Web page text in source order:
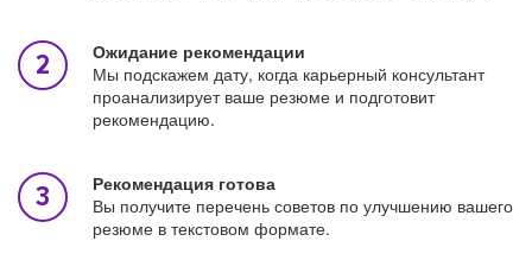
Ожидание рекомендации
Мы подскажем дату, когда карьерный консультант
проанализирует ваше резюме и подготовит
рекомендацию.
Рекомендация готова
Вы получите перечень советов по улучшению вашего
резюме в текстовом формате.